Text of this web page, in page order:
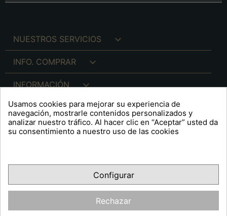
NUESTROS SERVICIOS 
INFO. COMPRAR 
INFORMACIÓN 
INFO. LEGAL 
FacebookYouTubePinterest
OPINIONES CLIENTES
Usamos cookies para mejorar su experiencia de
navegación, mostrarle contenidos personalizados y
analizar nuestro tráfico. Al hacer clic en “Aceptar” usted da
su consentimiento a nuestro uso de las cookies
Configurar
Rechazar